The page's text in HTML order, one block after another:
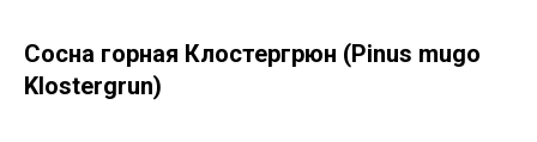
Сосна горная Клостергрюн (Pinus mugo
Klostergrun)